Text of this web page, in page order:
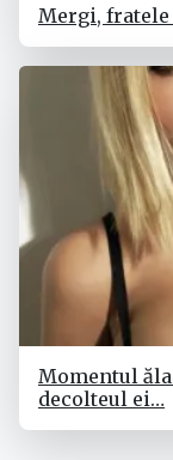
Mergi,
Momentul
decolteul ei…